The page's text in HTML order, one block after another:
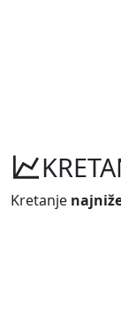
Kretanje